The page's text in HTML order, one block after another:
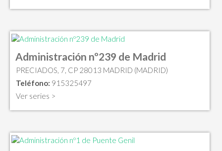
Administración nº239 de Madrid
PRECIADOS, 7, CP 28013 MADRID (MADRID)
Teléfono: 915325497
Ver series >